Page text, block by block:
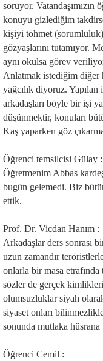
soruyor.
konuyu gizlediğim
kişiyi töhmet (sorumluluk)
gözyaşlarını tutamıyor.
aynı okulsa görev
Anlatmak istediğim diğer
yağcılık diyoruz.
arkadaşları böyle bir işi
düşünmektir, konuları
Kaş yaparken göz
Öğrenci temsilcisi Gülay :
Öğretmenim Abbas
bugün gelemedi. Biz
ettik.
Prof. Dr. Vicdan Hanım :
Arkadaşlar ders sonrası
uzun zamandır
onlarla bir masa
sözler de gerçek
olumsuzluklar siyah
siyaset onları
sonunda mutlaka hüsrana
Öğrenci Cemil :